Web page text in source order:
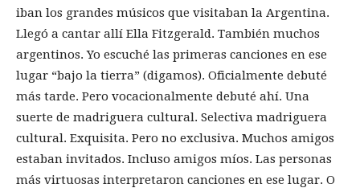
iban los grandes músicos que visitaban la Argentina.
Llegó a cantar allí Ella Fitzgerald. También muchos
argentinos. Yo escuché las primeras canciones en ese
lugar “bajo la tierra” (digamos). Oficialmente debuté
más tarde. Pero vocacionalmente debuté ahí. Una
suerte de madriguera cultural. Selectiva madriguera
cultural. Exquisita. Pero no exclusiva. Muchos amigos
estaban invitados. Incluso amigos míos. Las personas
más virtuosas interpretaron canciones en ese lugar. O